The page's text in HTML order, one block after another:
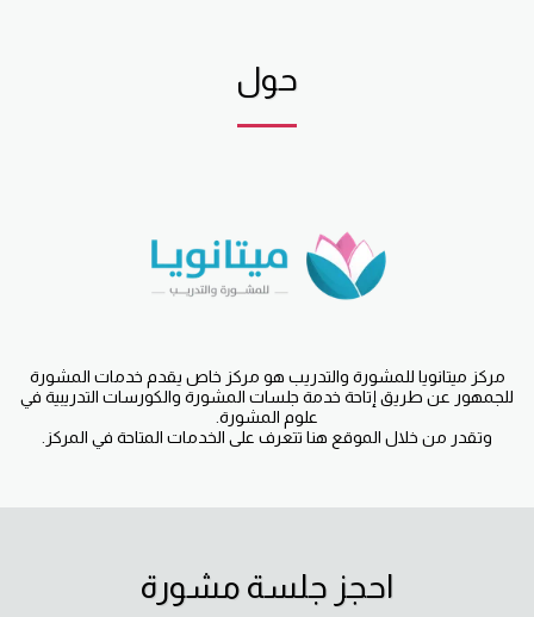
حول
مركز ميتانويا للمشورة والتدريب هو مركز خاص يقدم خدمات المشورة
للجمهور عن طريق إتاحة خدمة جلسات المشورة والكورسات التدريبية في
علوم المشورة.
وتقدر من خلال الموقع هنا تتعرف على الخدمات المتاحة في المركز.
احجز جلسة مشورة